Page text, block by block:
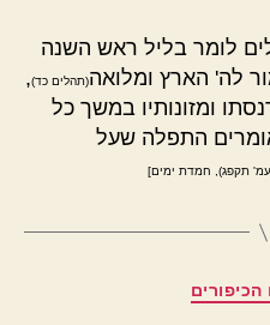
לומר בליל ראש השנה
לה' הארץ ומלואה(תהלים כד),
ומזונותיו במשך כל
התפלה שעל
עמ' תקפג), חמדת ימים]
קטגוריות
הכיפורים